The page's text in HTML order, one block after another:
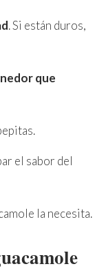
. Si están duros,
que
el sabor del
la necesita.